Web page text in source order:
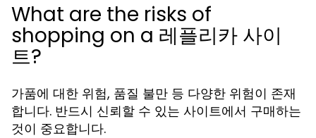
What are the risks of
shopping on a 레플리카 사이
트?
가품에 대한 위험, 품질 불만 등 다양한 위험이 존재
합니다. 반드시 신뢰할 수 있는 사이트에서 구매하는
것이 중요합니다.